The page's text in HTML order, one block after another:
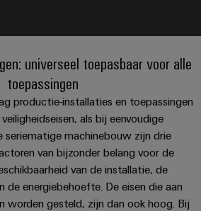
universeel toepasbaar voor alle
toepassingen
productie-installaties en toepassingen
als bij eenvoudige
seriematige machinebouw zijn drie
van bijzonder belang voor de
van de installatie, de
de energiebehoefte. De eisen die aan
worden gesteld, zijn dan ook hoog. Bij